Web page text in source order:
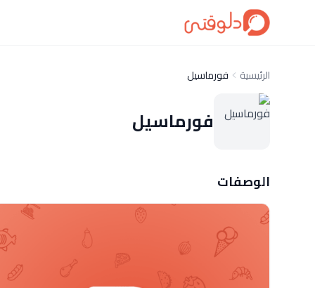
الرئيسية فورماسيل
فورماسيل
الوصفات